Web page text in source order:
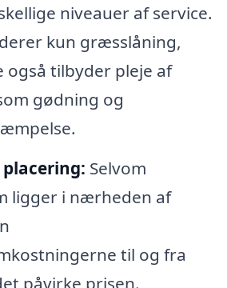
niveauer af service.
kun græsslåning,
også tilbyder pleje af
gødning og
Selvom
ligger i nærheden af
til og fra
påvirke prisen.